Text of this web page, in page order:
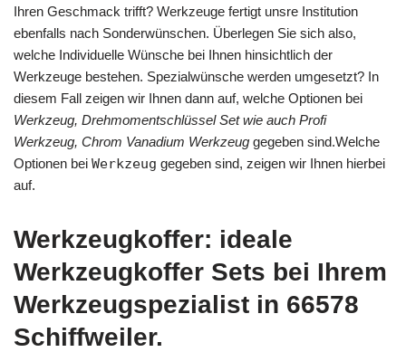
Ihren Geschmack trifft? Werkzeuge fertigt unsre Institution
ebenfalls nach Sonderwünschen. Überlegen Sie sich also,
welche Individuelle Wünsche bei Ihnen hinsichtlich der
Werkzeuge bestehen. Spezialwünsche werden umgesetzt? In
diesem Fall zeigen wir Ihnen dann auf, welche Optionen bei
Werkzeug, Drehmomentschlüssel Set wie auch Profi
Werkzeug, Chrom Vanadium Werkzeug gegeben sind.Welche
Optionen bei Werkzeug gegeben sind, zeigen wir Ihnen hierbei
auf.
Werkzeugkoffer: ideale
Werkzeugkoffer Sets bei Ihrem
Werkzeugspezialist in 66578
Schiffweiler.